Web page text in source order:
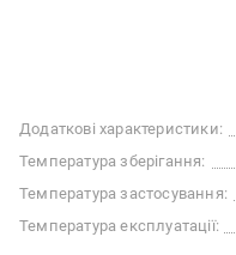
Додаткові характеристики:
Температура зберігання:
Температура застосування:
Температура експлуатації: